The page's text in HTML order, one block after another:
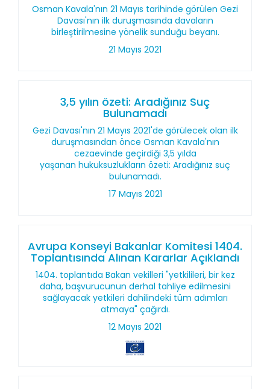
Osman Kavala'nın 21 Mayıs tarihinde görülen Gezi
Davası'nın ilk duruşmasında davaların
birleştirilmesine yönelik sunduğu beyanı.
21 Mayıs 2021
3,5 yılın özeti: Aradığınız Suç
Bulunamadı
Gezi Davası'nın 21 Mayıs 2021'de görülecek olan ilk
duruşmasından önce Osman Kavala'nın
cezaevinde geçirdiği 3,5 yılda
yaşanan hukuksuzlukların özeti: Aradığınız suç
bulunamadı.
17 Mayıs 2021
Avrupa Konseyi Bakanlar Komitesi 1404.
Toplantısında Alınan Kararlar Açıklandı
1404. toplantıda Bakan vekilleri "yetkilileri, bir kez
daha, başvurucunun derhal tahliye edilmesini
sağlayacak yetkileri dahilindeki tüm adımları
atmaya" çağırdı.
12 Mayıs 2021